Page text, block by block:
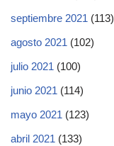
septiembre 2021 (113)
agosto 2021 (102)
julio 2021 (100)
junio 2021 (114)
mayo 2021 (123)
abril 2021 (133)